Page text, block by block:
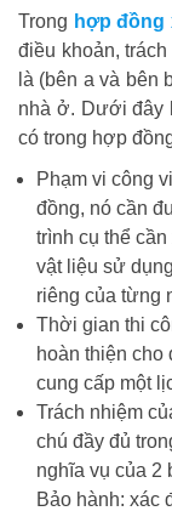
Trong hợp đồng
điều khoản,
là (bên a và bên
nhà ở. Dưới đây
có trong hợp
Phạm vi công
đồng, nó cần
trình cụ thể
vật liệu sử
riêng của từng
Thời gian thi
hoàn thiện
cung cấp một
Trách nhiệm
chú đầy đủ
nghĩa vụ của 2
Bảo hành: xác